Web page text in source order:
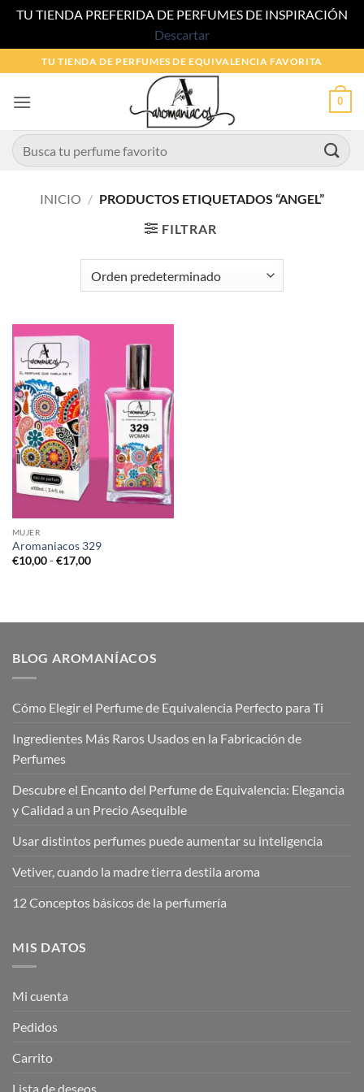
TU TIENDA PREFERIDA DE PERFUMES DE INSPIRACIÓN
Descartar
al
contenido
TU TIENDA DE PERFUMES DE EQUIVALENCIA FAVORITA
0
Buscar
por:
INICIO / PRODUCTOS ETIQUETADOS “ANGEL”
FILTRAR
MUJER
Aromaniacos 329
€10,00 - €17,00Rango
€17,00
BLOG AROMANÍACOS
Cómo Elegir el Perfume de Equivalencia Perfecto para Ti
Ingredientes Más Raros Usados en la Fabricación de
Perfumes
Descubre el Encanto del Perfume de Equivalencia: Elegancia
y Calidad a un Precio Asequible
Usar distintos perfumes puede aumentar su inteligencia
Vetiver, cuando la madre tierra destila aroma
12 Conceptos básicos de la perfumería
MIS DATOS
Mi cuenta
Pedidos
Carrito
Lista de deseos